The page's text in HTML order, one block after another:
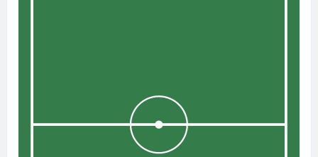
давление, выбив мяч.
Julien Le Cardinal ослабляет
давление, выбив мяч.